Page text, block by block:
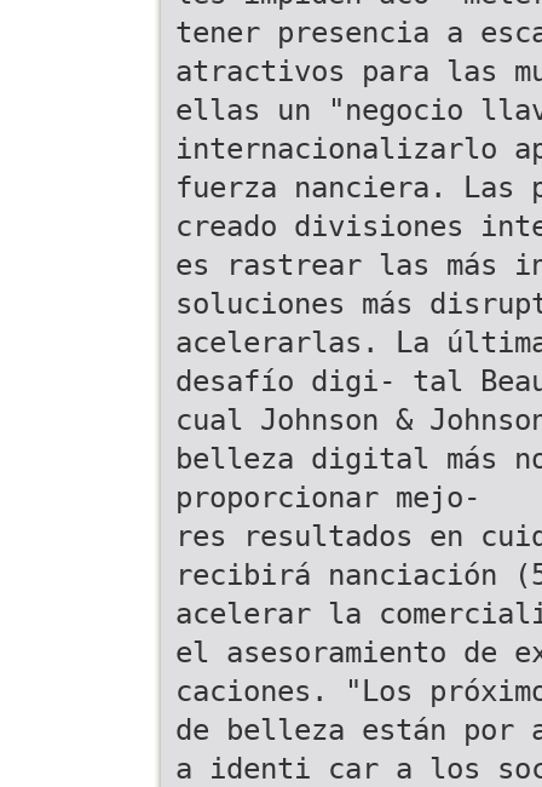
tener presencia a
atractivos para las
ellas un "negocio
internacionalizarlo
fuerza nanciera. Las
creado divisiones
es rastrear las más
soluciones más
acelerarlas. La
desafío digi- tal
cual Johnson &
belleza digital más
proporcionar mejo-
res resultados en
recibirá nanciación
acelerar la
el asesoramiento de
caciones. "Los
de belleza están por
a identi car a los